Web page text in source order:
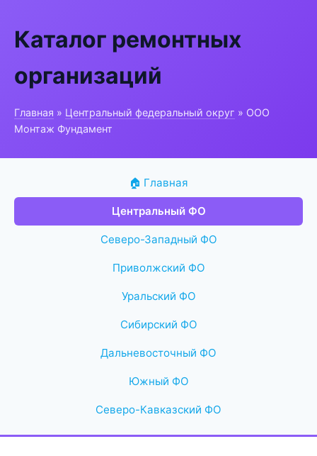
Каталог ремонтных
организаций
Главная » Центральный федеральный округ » ООО
Монтаж Фундамент
🏠 Главная
Центральный ФО
Северо-Западный ФО
Приволжский ФО
Уральский ФО
Сибирский ФО
Дальневосточный ФО
Южный ФО
Северо-Кавказский ФО